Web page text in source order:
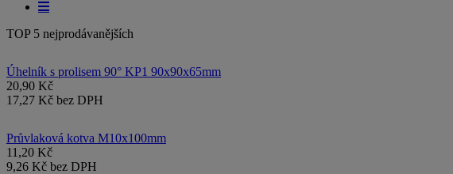
TOP 5 nejprodávanějších
Úhelník s prolisem 90° KP1 90x90x65mm
20,90 Kč
17,27 Kč bez DPH
Průvlaková kotva M10x100mm
11,20 Kč
9,26 Kč bez DPH